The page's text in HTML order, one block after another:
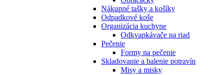
Nákupné tašky a košíky
Odpadkové koše
Organizácia kuchyne
Odkvapkávače na riad
Pečenie
Formy na pečenie
Skladovanie a balenie potravín
Misy a misky